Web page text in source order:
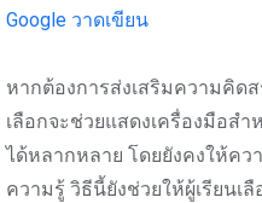
Google วาดเขียน
หากต้องการส่งเสริมความคิด
เลือกจะช่วยแสดงเครื่องมือสำ
ได้หลากหลาย โดยยังคงให้ค
ความรู้ วิธีนี้ยังช่วยให้ผู้เรียนเ